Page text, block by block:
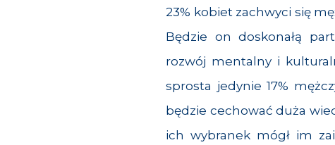
23% kobiet zachwyci się
Będzie on doskonałą
rozwój mentalny i
sprosta jedynie 17%
będzie cechować duża
ich wybranek mógł im